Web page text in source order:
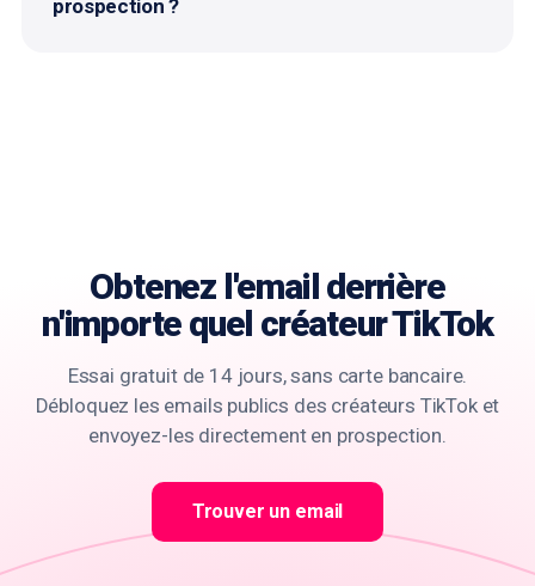
prospection ?
Obtenez l'email derrière
n'importe quel créateur TikTok
Essai gratuit de 14 jours, sans carte bancaire.
Débloquez les emails publics des créateurs TikTok et
envoyez-les directement en prospection.
Trouver un email